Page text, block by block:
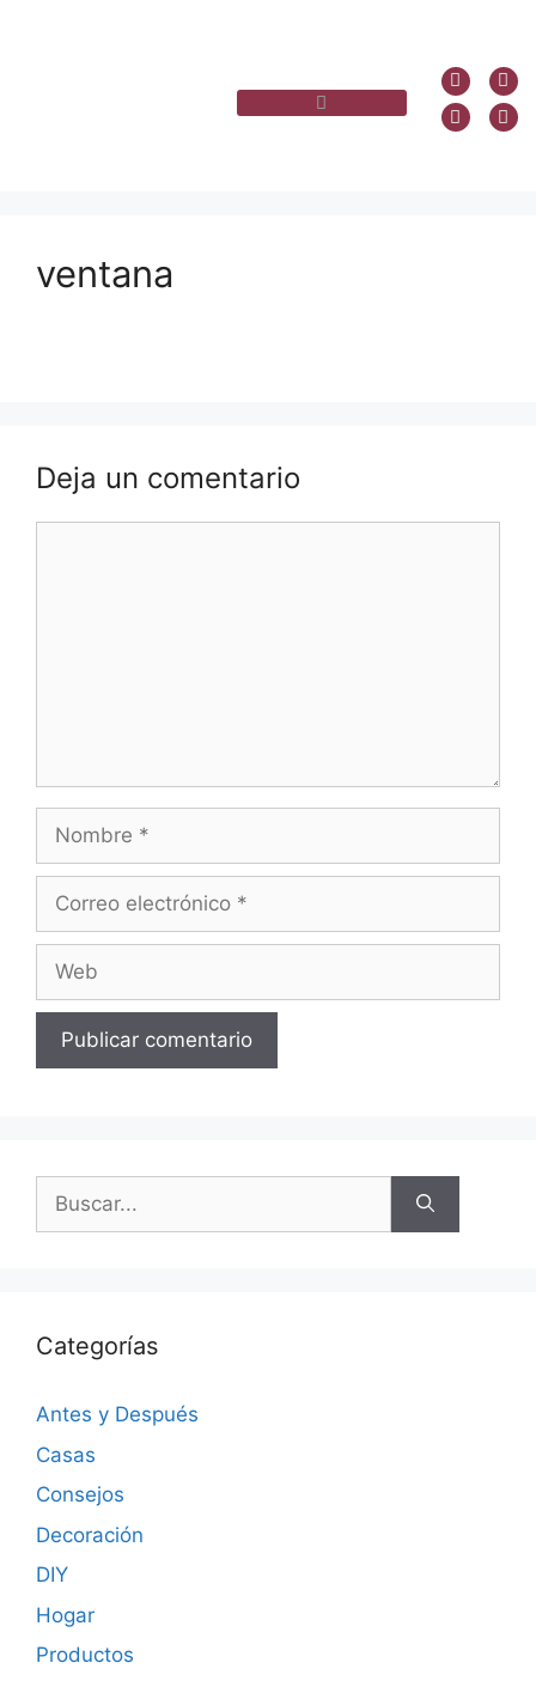
ventana
Deja un comentario
Categorías
Antes y Después
Casas
Consejos
Decoración
DIY
Hogar
Productos